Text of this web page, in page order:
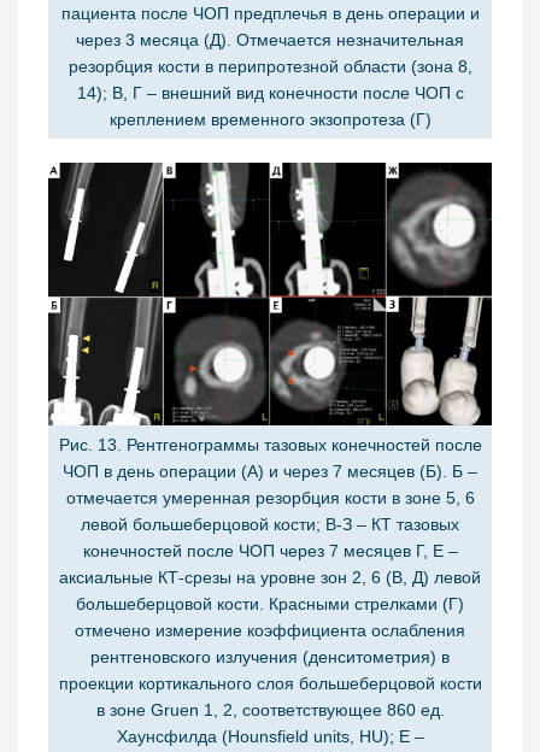
пациента после ЧОП предплечья в день операции и
через 3 месяца (Д). Отмечается незначительная
резорбция кости в перипротезной области (зона 8,
14); В, Г – внешний вид конечности после ЧОП с
креплением временного экзопротеза (Г)
Рис. 13. Рентгенограммы тазовых конечностей после
ЧОП в день операции (А) и через 7 месяцев (Б). Б –
отмечается умеренная резорбция кости в зоне 5, 6
левой большеберцовой кости; В-З – КТ тазовых
конечностей после ЧОП через 7 месяцев Г, Е –
аксиальные КТ-срезы на уровне зон 2, 6 (В, Д) левой
большеберцовой кости. Красными стрелками (Г)
отмечено измерение коэффициента ослабления
рентгеновского излучения (денситометрия) в
проекции кортикального слоя большеберцовой кости
в зоне Gruen 1, 2, соответствующее 860 ед.
Хаунсфилда (Hounsfield units, HU); Е –